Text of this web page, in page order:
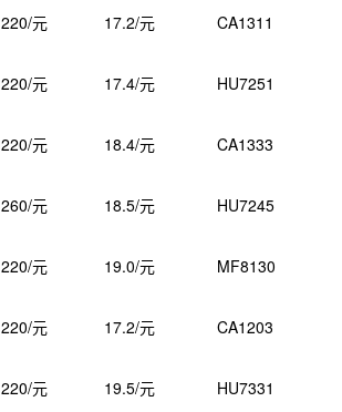
220/元 17.2/元 CA1311
220/元 17.4/元 HU7251
220/元 18.4/元 CA1333
260/元 18.5/元 HU7245
220/元 19.0/元 MF8130
220/元 17.2/元 CA1203
220/元 19.5/元 HU7331